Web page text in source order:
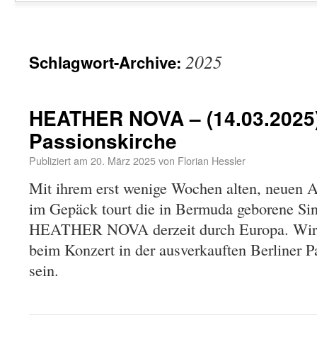
Schlagwort-Archive: 2025
HEATHER NOVA –
Passionskirche
Publiziert am 20. März 2025von Florian Hessler
Mit ihrem erst wenige Wochen alten, neuen
im Gepäck tourt die in Bermuda geborene
HEATHER NOVA derzeit durch Europa.
beim Konzert in der ausverkauften Berliner
sein.